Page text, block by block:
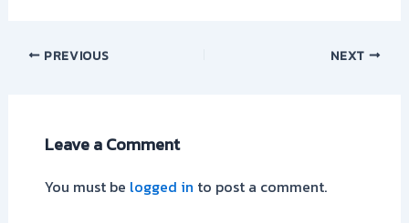
PREVIOUS NEXT
Leave a Comment
You must be logged in to post a comment.